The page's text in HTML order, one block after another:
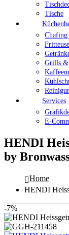
Tische
Chafing
Grills &
Services
E-
HENDI
by
Home
HENDI
-7%